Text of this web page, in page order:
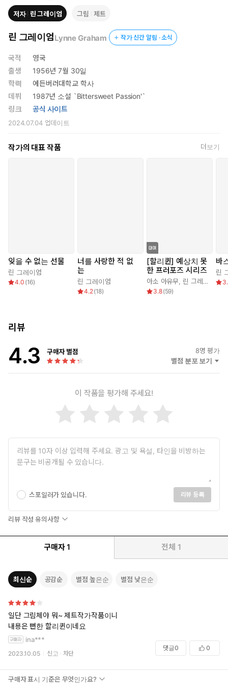
저자 린 그레이엄 그림 제트
린 그레이엄Lynne Graham 작가 신간 알림 · 소식
국적
영국
출생
1956년 7월 30일
학력
에든버러대학교 학사
데뷔
1987년 소설 `Bittersweet Passion'`
링크
공식 사이트
2024.07.04업데이트
작가의 대표 작품 더보기
잊을 수 없는 선물
린 그레이엄
4.0 (16)
너를 사랑한 적 없
는
린 그레이엄
4.2(18)
[할리퀸] 예상치 못
한 프러포즈 시리즈
아소 아유무 린 그레이엄
3.8(59)
바
린
리뷰
4.3 구매자 별점 8명 평가
별점 분포 보기
이 작품을 평가해 주세요!
스포일러가 있습니다. 리뷰 등록
리뷰 작성 유의사항
구매자 1 전체 1
최신순 공감순 별점 높은순 별점 낮은순
일단 그림체야 뭐~ 제트작가작품이니
내용은 뻔한 할리퀸이네요
ina***
2023.10.05 신고 차단
댓글0 0
구매자 표시 기준은 무엇인가요?